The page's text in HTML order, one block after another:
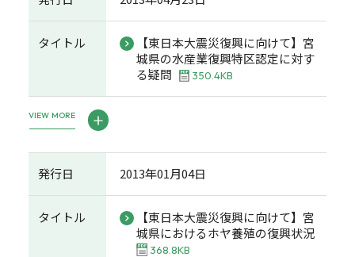
タイトル
【東日本大震災復興に向けて】宮
城県の水産業復興特区認定に対す
る疑問
350.4KB
VIEW MORE
発行日 2013年01月04日
タイトル
【東日本大震災復興に向けて】宮
城県におけるホヤ養殖の復興状況
368.8KB